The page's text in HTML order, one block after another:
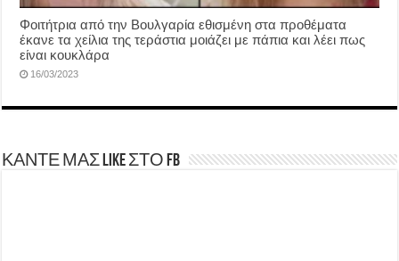
Φοιτήτρια από την Βουλγαρία εθισμένη στα προθέματα
έκανε τα χείλια της τεράστια μοιάζει με πάπια και λέει πως
είναι κουκλάρα
16/03/2023
ΚΑΝΤΕ ΜΑΣ LIKE ΣΤΟ FB